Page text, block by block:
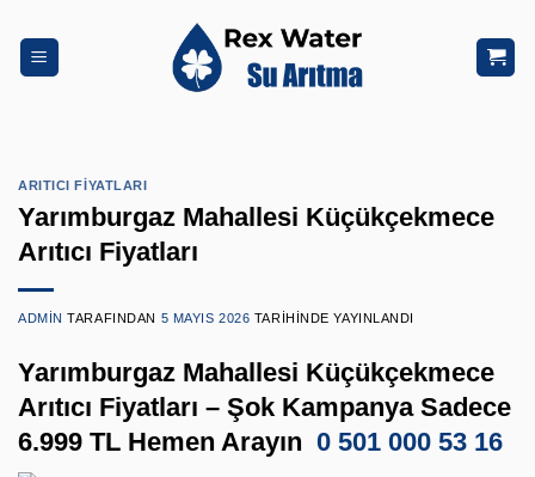
atla
ARITICI FIYATLARI
Yarımburgaz Mahallesi Küçükçekmece
Arıtıcı Fiyatları
ADMIN TARAFINDAN 5 MAYIS 2026 TARIHINDE YAYINLANDI
Yarımburgaz Mahallesi Küçükçekmece
Arıtıcı Fiyatları – Şok Kampanya Sadece
6.999 TL Hemen Arayın 0 501 000 53 16